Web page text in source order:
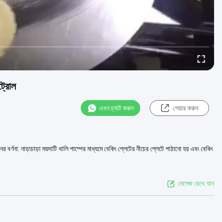
এখন চ্যাট করুন শেয়ার করুন
ময়দাটি খালি পাম্পের মাধ্যমে বেকিং প্লেটের নীচের প্লেটে পাঠানো হয় এবং বেকিং
মেসেজ রেখে যান